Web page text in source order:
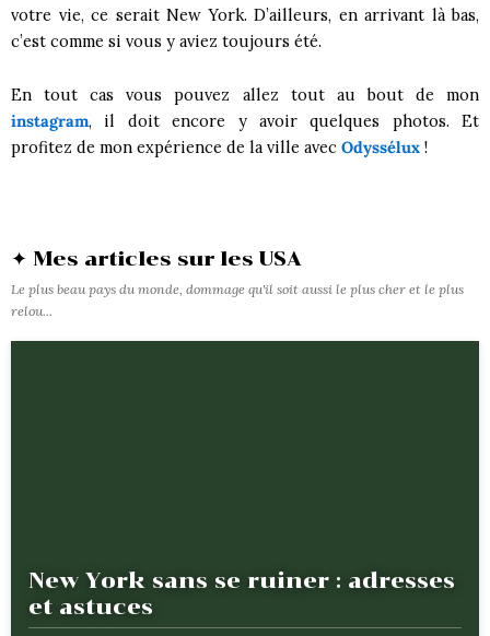
votre vie, ce serait New York. D’ailleurs, en arrivant là bas,
c’est comme si vous y aviez toujours été.
En tout cas vous pouvez allez tout au bout de mon
instagram, il doit encore y avoir quelques photos. Et
profitez de mon expérience de la ville avec Odyssélux !
✦ Mes articles sur les USA
Le plus beau pays du monde, dommage qu'il soit aussi le plus cher et le plus
relou...
New York sans se ruiner : adresses
et astuces